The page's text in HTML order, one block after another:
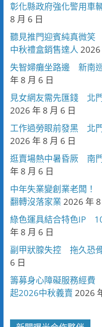
彰化縣政府強化警用
8 月 6 日
聽見推門迎賓純真微笑
中秋禮盒銷售達人 2026
失智婦癱坐路邊 新南
年 8 月 6 日
見女網友需先匯錢 北
2026 年 8 月 6 日
工作過勞眼前發黑 北
2026 年 8 月 6 日
逛賣場熱中暑昏厥 南
年 8 月 6 日
中年失業變創業老闆
翻轉沒落家業 2026 年
綠色運具結合特色IP
年 8 月 6 日
副甲狀腺失控 拖久恐
6 日
籌募身心障礙服務經
起2026中秋義賣 2026